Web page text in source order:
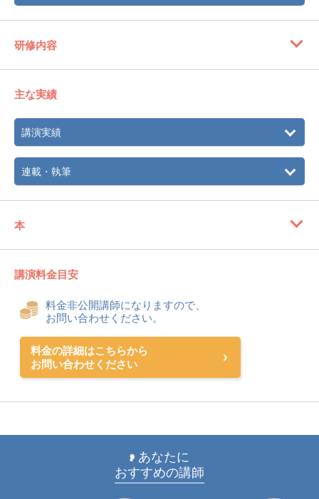
研修内容
主な実績
講演実績
連載・執筆
本
講演料金目安
料金非公開講師になりますので、
お問い合わせください。
料金の詳細はこちらから
お問い合わせください
あなたに
おすすめの講師